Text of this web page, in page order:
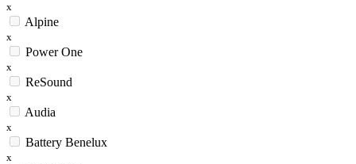
x
Alpine
x
Power One
x
ReSound
x
Audia
x
Battery Benelux
x